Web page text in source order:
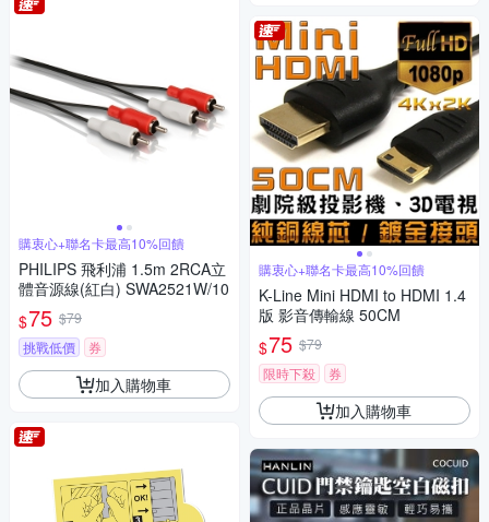
購衷心+聯名卡最高10%回饋
PHILIPS 飛利浦 1.5m 2RCA立
體音源線(紅白) SWA2521W/10
$75 $79
挑戰低價
券
加入購物車
購衷心+聯名卡最高10%回饋
K-Line Mini HDMI to HDMI 1.4
版 影音傳輸線 50CM
$75 $79
限時下殺
券
加入購物車